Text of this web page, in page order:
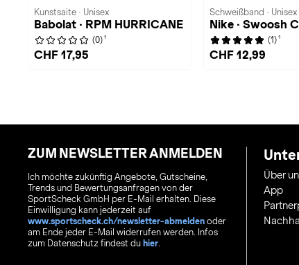
Kunstsaite · Unisex
Babolat · RPM HURRICANE
(0) 1
CHF 17,95
Schweißband · Unisex
Nike · Swoosh
(1) 1
CHF 12,99
ZUM NEWSLETTER ANMELDEN
Ich möchte zukünftig Angebote, Gutscheine,
Trends und Bewertungsanfragen von der
SportScheck GmbH per E-Mail erhalten. Diese
Einwilligung kann jederzeit auf
www.sportscheck.ch/newsletter-abmelden oder
am Ende jeder E-Mail widerrufen werden. Infos
zum Datenschutz findest du hier
Über
App